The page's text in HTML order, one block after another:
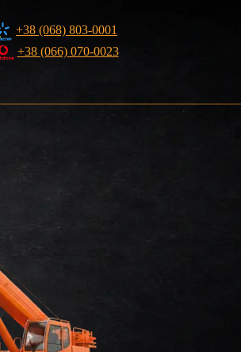
+38 (068) 803-0001
+38 (066) 070-0023